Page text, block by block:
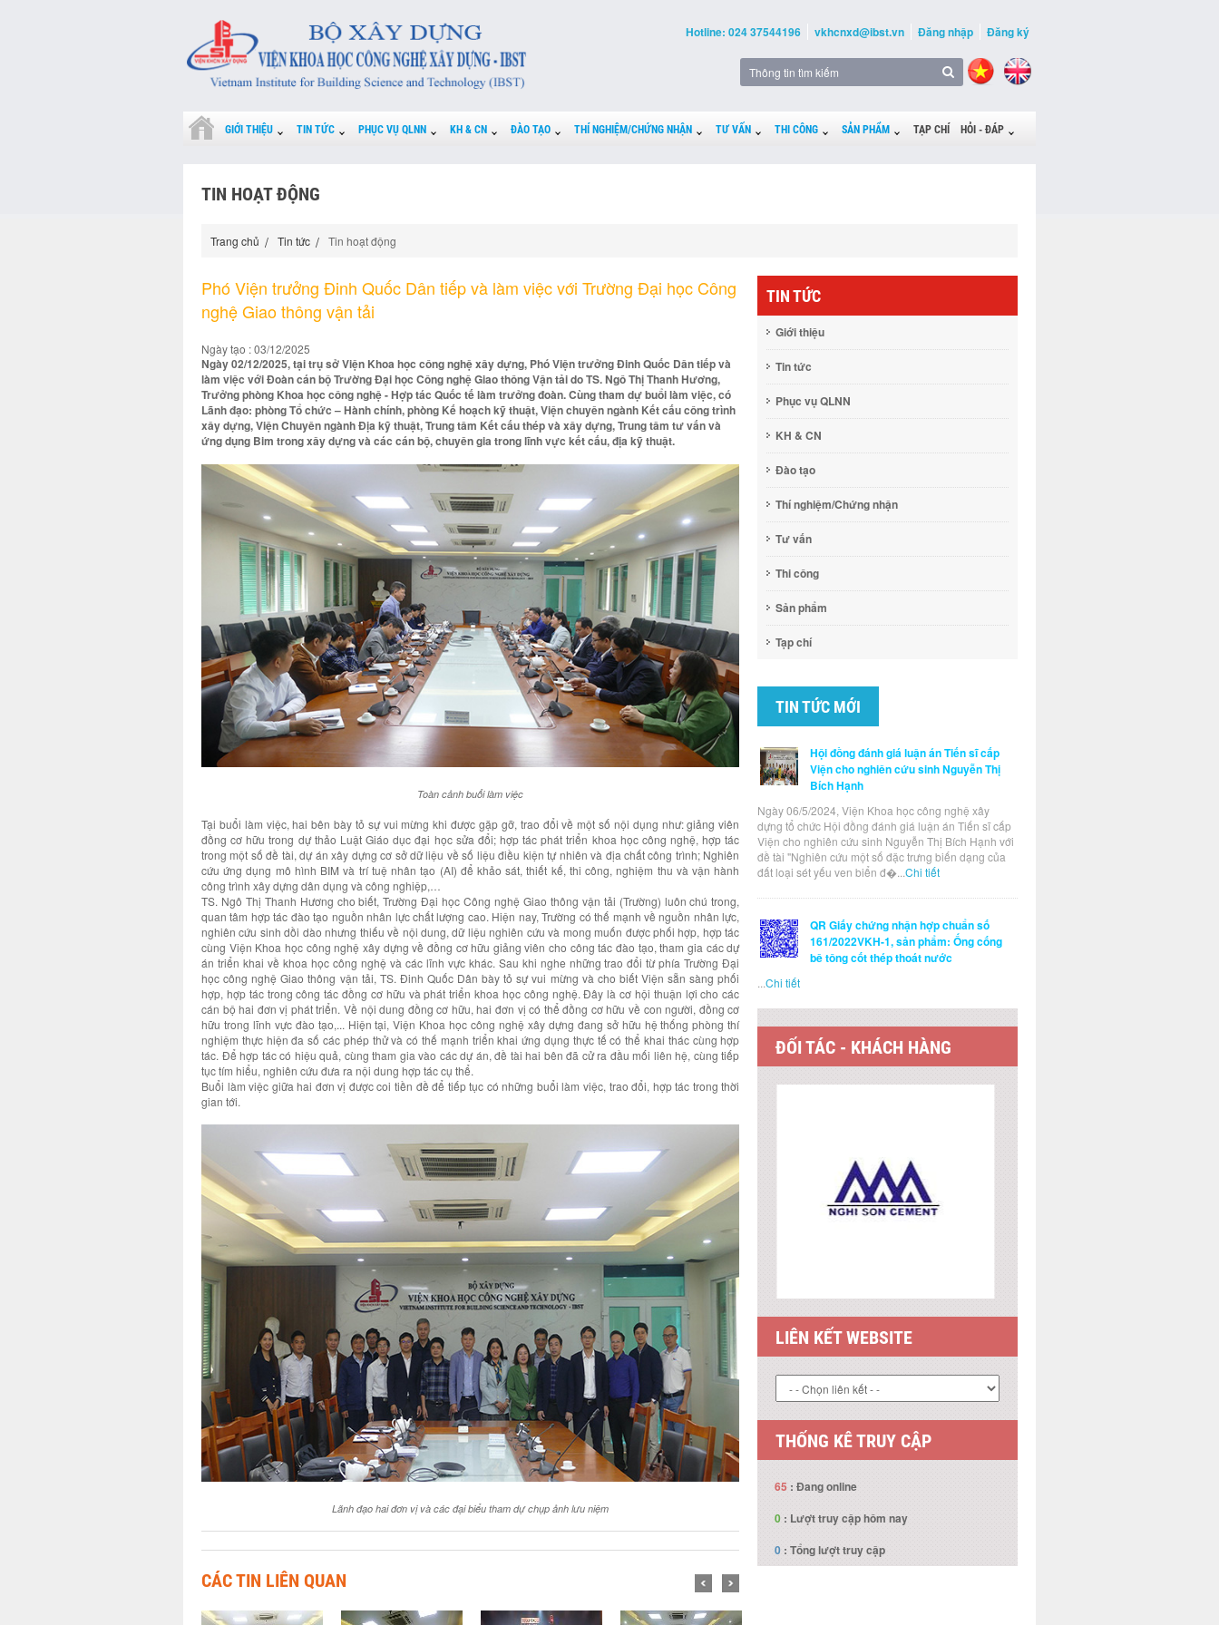
Hotline: 024 37544196 vkhcnxd@ibst.vn Đăng nhập Đăng ký
GIỚI THIỆU TIN TỨC PHỤC VỤ QLNN KH & CN ĐÀO TẠO THÍ NGHIỆM/CHỨNG NHẬN TƯ VẤN THI CÔNG SẢN PHẨM TẠP CHÍ HỎI - ĐÁP
TIN HOẠT ĐỘNG
Trang chủ Tin tức Tin hoạt động
Phó Viện trưởng Đinh Quốc Dân tiếp và làm việc với Trường Đại học Công
nghệ Giao thông vận tải
Ngày tạo : 03/12/2025
Ngày 02/12/2025, tại trụ sở Viện Khoa học công nghệ xây dựng, Phó Viện trưởng Đinh Quốc Dân tiếp và
làm việc với Đoàn cán bộ Trường Đại học Công nghệ Giao thông Vận tải do TS. Ngô Thị Thanh Hương,
Trưởng phòng Khoa học công nghệ - Hợp tác Quốc tế làm trưởng đoàn. Cùng tham dự buổi làm việc, có
Lãnh đạo: phòng Tổ chức – Hành chính, phòng Kế hoạch kỹ thuật, Viện chuyên ngành Kết cấu công trình
xây dựng, Viện Chuyên ngành Địa kỹ thuật, Trung tâm Kết cấu thép và xây dựng, Trung tâm tư vấn và
ứng dụng Bim trong xây dựng và các cán bộ, chuyên gia trong lĩnh vực kết cấu, địa kỹ thuật.
Toàn cảnh buổi làm việc
Tại buổi làm việc, hai bên bày tỏ sự vui mừng khi được gặp gỡ, trao đổi về một số nội dụng như: giảng viên
đồng cơ hữu trong dự thảo Luật Giáo dục đại học sửa đổi; hợp tác phát triển khoa học công nghệ, hợp tác
trong một số đề tài, dự án xây dựng cơ sở dữ liệu về số liệu điều kiện tự nhiên và địa chất công trình; Nghiên
cứu ứng dụng mô hình BIM và trí tuệ nhân tạo (AI) để khảo sát, thiết kế, thi công, nghiệm thu và vận hành
công trình xây dựng dân dụng và công nghiệp,…
TS. Ngô Thị Thanh Hương cho biết, Trường Đại học Công nghệ Giao thông vận tải (Trường) luôn chú trong,
quan tâm hợp tác đào tạo nguồn nhân lực chất lượng cao. Hiện nay, Trường có thế mạnh về nguồn nhân lực,
nghiên cứu sinh dồi dào nhưng thiếu về nội dung, dữ liệu nghiên cứu và mong muốn được phối hợp, hợp tác
cùng Viện Khoa học công nghệ xây dựng về đồng cơ hữu giảng viên cho công tác đào tạo, tham gia các dự
án triển khai về khoa học công nghệ và các lĩnh vực khác. Sau khi nghe những trao đổi từ phía Trường Đại
học công nghệ Giao thông vận tải, TS. Đinh Quốc Dân bày tỏ sự vui mừng và cho biết Viện sẵn sàng phối
hợp, hợp tác trong công tác đồng cơ hữu và phát triển khoa học công nghệ. Đây là cơ hội thuận lợi cho các
cán bộ hai đơn vị phát triển. Về nội dung đồng cơ hữu, hai đơn vị có thể đồng cơ hữu về con người, đồng cơ
hữu trong lĩnh vực đào tạo,... Hiện tại, Viện Khoa học công nghệ xây dựng đang sở hữu hệ thống phòng thí
nghiệm thực hiện đa số các phép thử và có thế mạnh triển khai ứng dụng thực tế có thể khai thác cùng hợp
tác. Để hợp tác có hiệu quả, cùng tham gia vào các dự án, đề tài hai bên đã cử ra đầu mối liên hệ, cùng tiếp
tục tím hiểu, nghiên cứu đưa ra nội dung hợp tác cụ thể.
Buổi làm việc giữa hai đơn vị được coi tiền đề để tiếp tục có những buổi làm việc, trao đổi, hợp tác trong thời
gian tới.
Lãnh đạo hai đơn vị và các đại biểu tham dự chụp ảnh lưu niệm
CÁC TIN LIÊN QUAN
TIN TỨC
Giới thiệu
Tin tức
Phục vụ QLNN
KH & CN
Đào tạo
Thí nghiệm/Chứng nhận
Tư vấn
Thi công
Sản phẩm
Tạp chí
TIN TỨC MỚI
Hội đồng đánh giá luận án Tiến sĩ cấp
Viện cho nghiên cứu sinh Nguyễn Thị
Bích Hạnh
Ngày 06/5/2024, Viện Khoa học công nghệ xây
dựng tổ chức Hội đồng đánh giá luận án Tiến sĩ cấp
Viện cho nghiên cứu sinh Nguyễn Thị Bích Hạnh với
đề tài "Nghiên cứu một số đặc trưng biến dạng của
đất loại sét yếu ven biển đ�...Chi tiết
QR Giấy chứng nhận hợp chuẩn số
161/2022VKH-1, sản phẩm: Ống cống
bê tông cốt thép thoát nước
...Chi tiết
ĐỐI TÁC - KHÁCH HÀNG
LIÊN KẾT WEBSITE
THỐNG KÊ TRUY CẬP
65 : Đang online
0 : Lượt truy cập hôm nay
0 : Tổng lượt truy cập